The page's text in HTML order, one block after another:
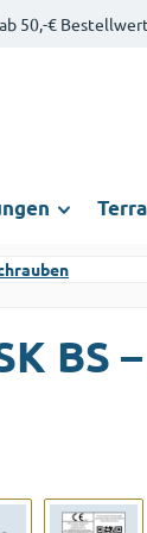
50,-€ Bestellwert
BS